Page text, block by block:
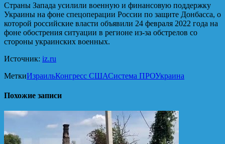
Страны Запада усилили военную и финансовую поддержку
Украины на фоне спецоперации России по защите Донбасса, о
которой российские власти объявили 24 февраля 2022 года на
фоне обострения ситуации в регионе из-за обстрелов со
стороны украинских военных.
Источник: iz.ru
МеткиИзраильКонгресс СШАСистема ПРОУкраина
Похожие записи